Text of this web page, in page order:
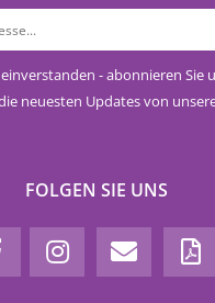
- abonnieren Sie
neuesten Updates von
FOLGEN SIE UNS